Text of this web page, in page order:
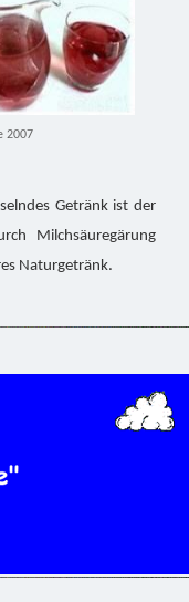
2007
Getränk ist der
Milchsäuregärung
Naturgetränk.